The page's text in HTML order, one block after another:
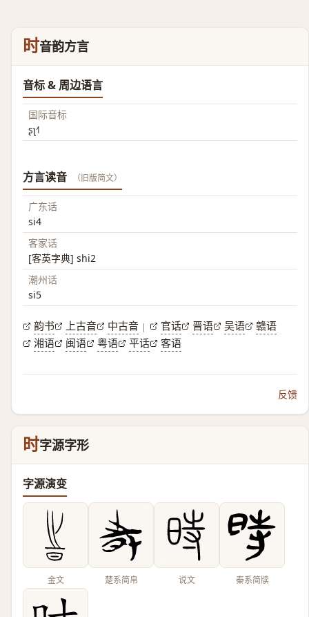
时音韵方言
音标 & 周边语言
国际音标
ʂʅ˧˥
方言读音 （旧版简文）
广东话
si4
客家话
[客英字典] shi2
潮州话
si5
韵书 上古音 中古音 | 官话 晋语 吴语
赣语
湘语
闽语 粤语 平话 客语
反馈
时字源字形
字源演变
金文 楚系简帛 说文 秦系简牍